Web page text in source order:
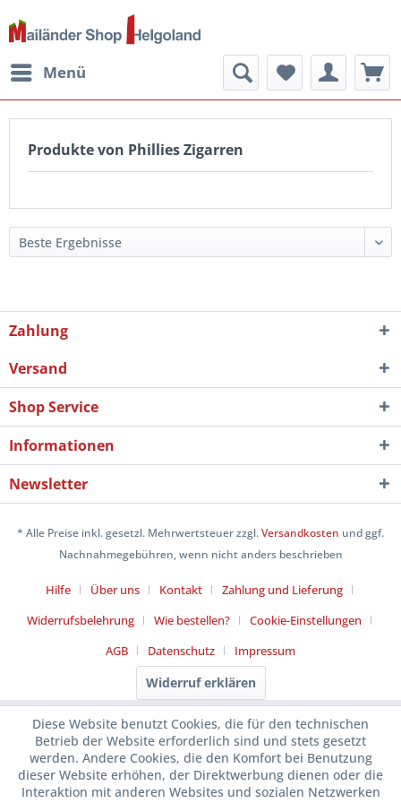
Menü
Produkte von Phillies Zigarren
Zahlung
Versand
Shop Service
Informationen
Newsletter
* Alle Preise inkl. gesetzl. Mehrwertsteuer zzgl.Versandkosten und ggf.
Nachnahmegebühren, wenn nicht anders beschrieben
Hilfe Über uns Kontakt
Zahlung und Lieferung
Widerrufsbelehrung
Wie bestellen?
Cookie-Einstellungen
AGB
Datenschutz Impressum
Widerruf erklären
Diese Website benutzt Cookies, die für den technischen
Betrieb der Website erforderlich sind und stets gesetzt
werden. Andere Cookies, die den Komfort bei Benutzung
dieser Website erhöhen, der Direktwerbung dienen oder die
Interaktion mit anderen Websites und sozialen Netzwerken